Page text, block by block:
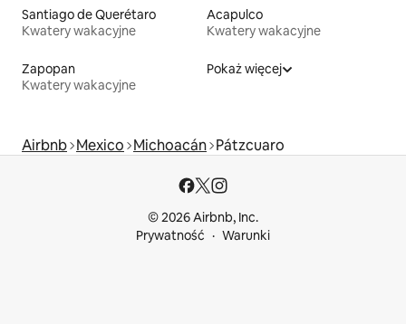
Santiago de Querétaro
Kwatery wakacyjne
Acapulco
Kwatery wakacyjne
Zapopan
Kwatery wakacyjne
Pokaż więcej
Airbnb Mexico Michoacán Pátzcuaro
© 2026 Airbnb, Inc.
Prywatność
Warunki